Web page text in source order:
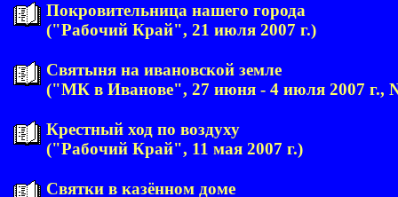
Покровительница нашего города
("Рабочий Край", 21 июля 2007 г.)
Святыня на ивановской земле
("МК в Иванове", 27 июня - 4 июля 2007 г.,
Крестный ход по воздуху
("Рабочий Край", 11 мая 2007 г.)
Святки в казённом доме